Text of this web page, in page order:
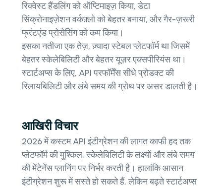
रिक्वेस्ट हैंडलिंग को ऑप्टिमाइज़ किया, डेटा
सिंक्रोनाइज़ेशन वर्कफ़्लो को बेहतर बनाया, और गैर-ज़रूरी
फ्रंटएंड प्रोसेसिंग को कम किया।
इसका नतीजा एक तेज़, ज़्यादा स्टेबल प्लेटफॉर्म था जिसमें
बेहतर स्केलेबिलिटी और बेहतर यूज़र एक्सपीरियंस था।
स्टार्टअप्स के लिए, API परफॉर्मेंस सीधे प्रोडक्ट की
रिलायबिलिटी और लंबे समय की ग्रोथ पर असर डालती है।
आखिरी विचार
2026 में कस्टम API इंटीग्रेशन की लागत काफी हद तक
प्लेटफॉर्म की मुश्किल, स्केलेबिलिटी के लक्ष्यों और लंबे समय
की मेंटेनेंस प्लानिंग पर निर्भर करती है। हालांकि आसान
इंटीग्रेशन शुरू में सस्ते हो सकते हैं, लेकिन बढ़ते स्टार्टअप्स